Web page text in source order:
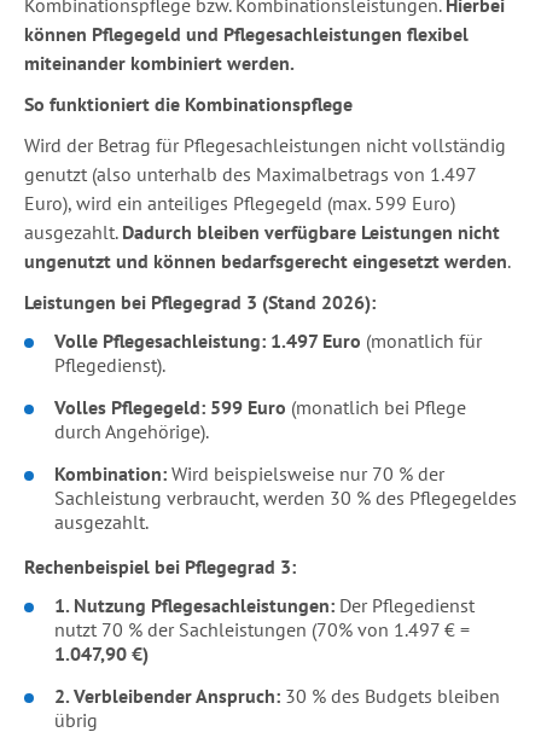
Kombinationspflege bzw. Kombinationsleistungen. Hierbei
können Pflegegeld und Pflegesachleistungen flexibel
miteinander kombiniert werden.
So funktioniert die Kombinationspflege
Wird der Betrag für Pflegesachleistungen nicht vollständig
genutzt (also unterhalb des Maximalbetrags von 1.497
Euro), wird ein anteiliges Pflegegeld (max. 599 Euro)
ausgezahlt. Dadurch bleiben verfügbare Leistungen nicht
ungenutzt und können bedarfsgerecht eingesetzt werden.
Leistungen bei Pflegegrad 3 (Stand 2026):
Volle Pflegesachleistung: 1.497 Euro (monatlich für
Pflegedienst).
Volles Pflegegeld: 599 Euro (monatlich bei Pflege
durch Angehörige).
Kombination: Wird beispielsweise nur 70 % der
Sachleistung verbraucht, werden 30 % des Pflegegeldes
ausgezahlt.
Rechenbeispiel bei Pflegegrad 3:
1. Nutzung Pflegesachleistungen: Der Pflegedienst
nutzt 70 % der Sachleistungen (70% von 1.497 € =
1.047,90 €)
2. Verbleibender Anspruch: 30 % des Budgets bleiben
übrig